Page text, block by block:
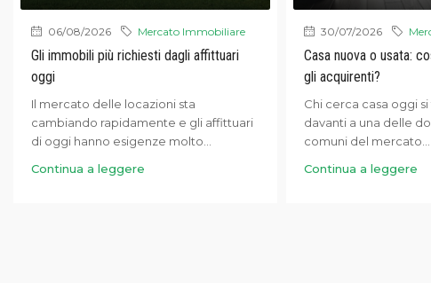
06/08/2026 Mercato Immobiliare
Gli immobili più richiesti dagli affittuari
oggi
Il mercato delle locazioni sta
cambiando rapidamente e gli affittuari
di oggi hanno esigenze molto...
Continua a leggere
30/07/2026
Casa nuova o usata:
gli acquirenti?
Chi cerca casa oggi
davanti a una delle
comuni del mercato...
Continua a leggere